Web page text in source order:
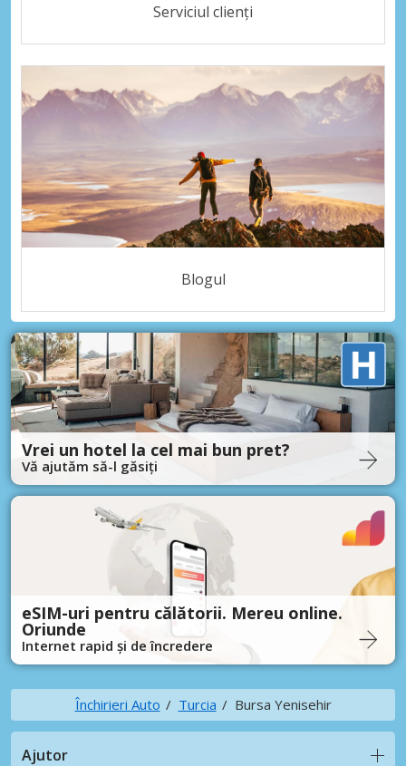
Serviciul clienți
Blogul
Vrei un hotel la cel mai bun pret?
Vă ajutăm să-l găsiți
eSIM-uri pentru călătorii. Mereu online.
Oriunde
Internet rapid și de încredere
Închirieri Auto Turcia Bursa Yenisehir
Ajutor